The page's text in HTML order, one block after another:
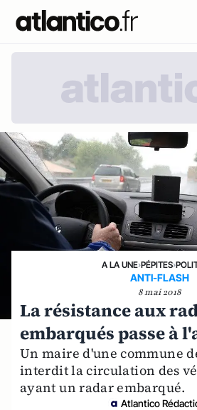
A LA UNE›PÉPITES›
ANTI-FLASH
8 mai 2018
La résistance aux
embarqués passe à
Un maire d'une commune
interdit la circulation des
ayant un radar embarqué.
Atlantico